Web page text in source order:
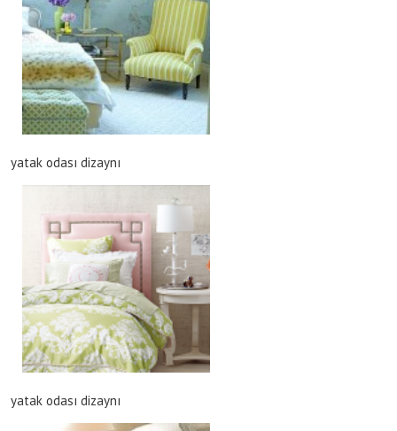
yatak odası dizaynı
yatak odası dizaynı